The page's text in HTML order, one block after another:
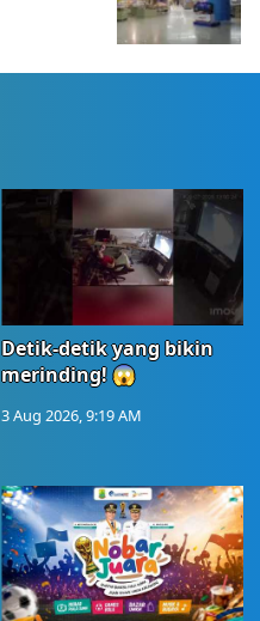
Detik-detik yang bikin
merinding! 😱
3 Aug 2026, 9:19 AM